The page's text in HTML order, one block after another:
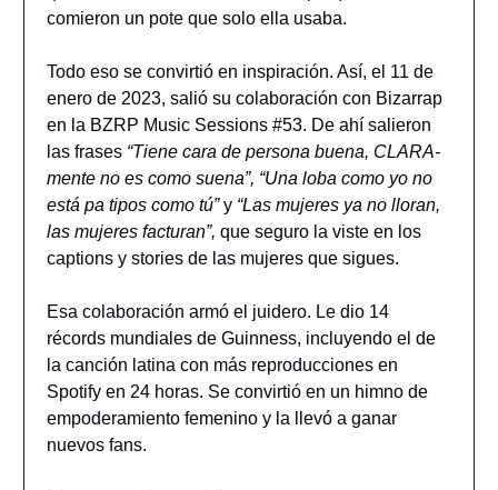
comieron un pote que solo ella usaba.
Todo eso se convirtió en inspiración. Así, el 11 de
enero de 2023, salió su colaboración con Bizarrap
en la BZRP Music Sessions #53. De ahí salieron
las frases “Tiene cara de persona buena, CLARA-
mente no es como suena”, “Una loba como yo no
está pa tipos como tú”y “Las mujeres ya no lloran,
las mujeres facturan”, que seguro la viste en los
captions y stories de las mujeres que sigues.
Esa colaboración armó el juidero. Le dio 14
récords mundiales de Guinness, incluyendo el de
la canción latina con más reproducciones en
Spotify en 24 horas. Se convirtió en un himno de
empoderamiento femenino y la llevó a ganar
nuevos fans.